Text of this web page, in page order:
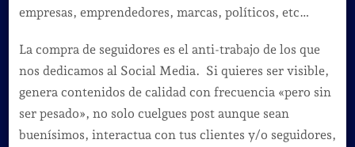
empresas, emprendedores, marcas, políticos, etc…
La compra de seguidores es el anti-trabajo de los que
nos dedicamos al Social Media. Si quieres ser visible,
genera contenidos de calidad con frecuencia «pero sin
ser pesado», no solo cuelgues post aunque sean
buenísimos, interactua con tus clientes y/o seguidores,